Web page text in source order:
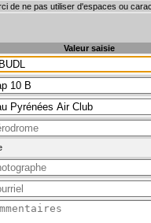
de ne pas utiliser d'espaces ou
Valeur saisie